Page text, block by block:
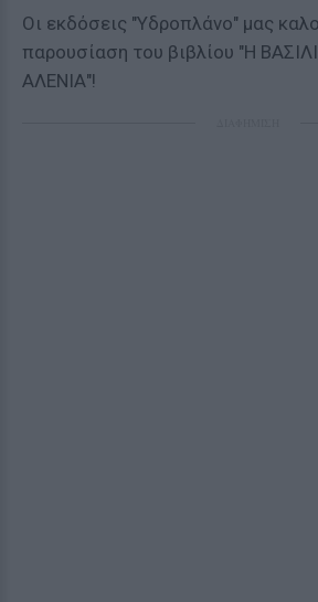
Οι εκδόσεις "Υδροπλάνο" μας
παρουσίαση του βιβλίου "Η
ΑΛΕΝΙΑ"!